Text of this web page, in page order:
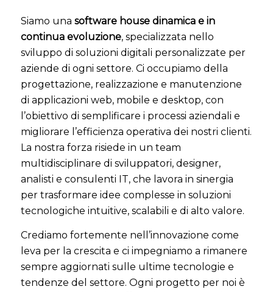
Siamo una software house dinamica e in
continua evoluzione, specializzata nello
sviluppo di soluzioni digitali personalizzate per
aziende di ogni settore. Ci occupiamo della
progettazione, realizzazione e manutenzione
di applicazioni web, mobile e desktop, con
l’obiettivo di semplificare i processi aziendali e
migliorare l’efficienza operativa dei nostri clienti.
La nostra forza risiede in un team
multidisciplinare di sviluppatori, designer,
analisti e consulenti IT, che lavora in sinergia
per trasformare idee complesse in soluzioni
tecnologiche intuitive, scalabili e di alto valore.
Crediamo fortemente nell’innovazione come
leva per la crescita e ci impegniamo a rimanere
sempre aggiornati sulle ultime tecnologie e
tendenze del settore. Ogni progetto per noi è